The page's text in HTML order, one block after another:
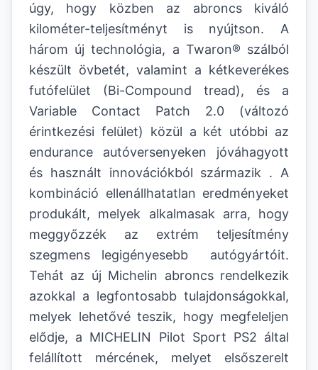
úgy, hogy közben az abroncs kiváló
kilométer-teljesítményt is nyújtson. A
három új technológia, a Twaron® szálból
készült övbetét, valamint a kétkeverékes
futófelület (Bi-Compound tread), és a
Variable Contact Patch 2.0 (változó
érintkezési felület) közül a két utóbbi az
endurance autóversenyeken jóváhagyott
és használt innovációkból származik . A
kombináció ellenállhatatlan eredményeket
produkált, melyek alkalmasak arra, hogy
meggyőzzék az extrém teljesítmény
szegmens legigényesebb autógyártóit.
Tehát az új Michelin abroncs rendelkezik
azokkal a legfontosabb tulajdonságokkal,
melyek lehetővé teszik, hogy megfeleljen
elődje, a MICHELIN Pilot Sport PS2 által
felállított mércének, melyet elsőszerelt